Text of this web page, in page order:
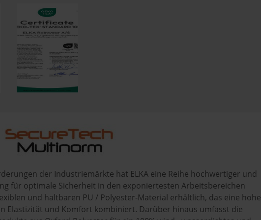
der Industriemärkte hat ELKA eine Reihe hochwertiger und
für optimale Sicherheit in den exponiertesten Arbeitsbereichen
und haltbaren PU / Polyester-Material erhältlich, das eine hohe
Elastizität und Komfort kombiniert. Darüber hinaus umfasst die